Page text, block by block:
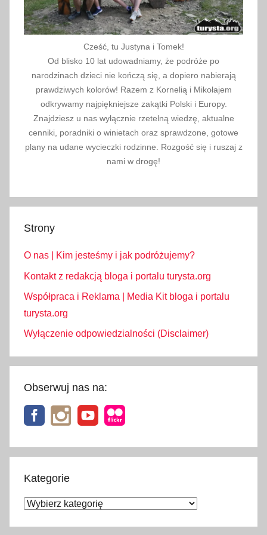
Cześć, tu Justyna i Tomek!
Od blisko 10 lat udowadniamy, że podróże po
narodzinach dzieci nie kończą się, a dopiero nabierają
prawdziwych kolorów! Razem z Kornelią i Mikołajem
odkrywamy najpiękniejsze zakątki Polski i Europy.
Znajdziesz u nas wyłącznie rzetelną wiedzę, aktualne
cenniki, poradniki o winietach oraz sprawdzone, gotowe
plany na udane wycieczki rodzinne. Rozgość się i ruszaj z
nami w drogę!
Strony
O nas | Kim jesteśmy i jak podróżujemy?
Kontakt z redakcją bloga i portalu turysta.org
Współpraca i Reklama | Media Kit bloga i portalu
turysta.org
Wyłączenie odpowiedzialności (Disclaimer)
Obserwuj nas na:
Kategorie
Kategorie